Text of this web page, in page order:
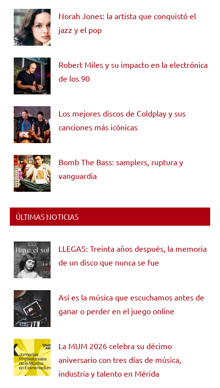
Norah Jones: la artista que conquistó el
jazz y el pop
Robert Miles y su impacto en la electrónica
de los 90
Los mejores discos de Coldplay y sus
canciones más icónicas
Bomb The Bass: samplers, ruptura y
vanguardia
ÚLTIMAS NOTICIAS
LLEGAS: Treinta años después, la memoria
de un disco que nunca se fue
Así es la música que escuchamos antes de
ganar o perder en el juego online
La MUM 2026 celebra su décimo
aniversario con tres días de música,
industria y talento en Mérida